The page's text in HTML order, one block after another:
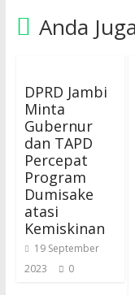
Anda
DPRD Jambi
Minta
Gubernur
dan TAPD
Percepat
Program
Dumisake
atasi
Kemiskinan
19 September
2023
0